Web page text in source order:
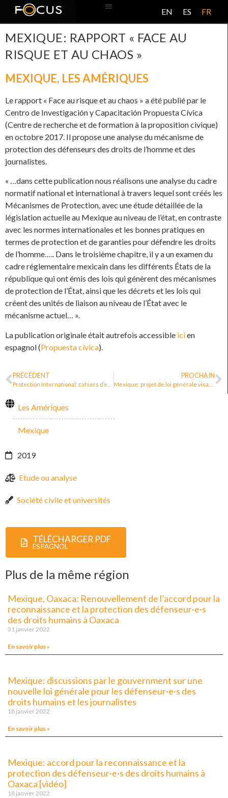
EN ES FR
MEXIQUE: RAPPORT « FACE AU
RISQUE ET AU CHAOS »
MEXIQUE, LES AMÉRIQUES
Le rapport « Face au risque et au chaos » a été publié par le
Centro de Investigación y Capacitación Propuesta Cívica
(Centre de recherche et de formation à la proposition civique)
en octobre 2017. Il propose une analyse du mécanisme de
protection des défenseurs des droits de l’homme et des
journalistes.
« …dans cette publication nous réalisons une analyse du cadre
normatif national et international à travers lequel sont créés les
Mécanismes de Protection, avec une étude détaillée de la
législation actuelle au Mexique au niveau de l’état, en contraste
avec les normes internationales et les bonnes pratiques en
termes de protection et de garanties pour défendre les droits
de l’homme….. Dans le troisième chapitre, il y a un examen du
cadre réglementaire mexicain dans les différents États de la
république qui ont émis des lois qui génèrent des mécanismes
de protection de l’État, ainsi que les décrets et les lois qui
créent des unités de liaison au niveau de l’État avec le
mécanisme actuel… ».
La publication originale était autrefois accessible icien
espagnol (Propuesta cívica).
PRÉCÉDENT PROCHAIN
Les Amériques
Mexique
2019
Etude ou analyse
Société civile et universités
TÉLÉCHARGER PDF
ESPAGNOL
Plus de la même région
Mexique, Oaxaca: Renouvellement de l’accord pour la
reconnaissance et la protection des défenseur·e·s
des droits humains à Oaxaca
31 janvier 2022
En savoir plus »
Mexique: discussions par le gouvernment sur une
nouvelle loi générale pour les défenseur·e·s des
droits humains et les journalistes
18 janvier 2022
En savoir plus »
Mexique: accord pour la reconnaissance et la
protection des défenseur·e·s des droits humains à
Oaxaca [vidéo]
18 janvier 2022